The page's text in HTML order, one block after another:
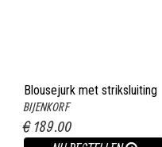
Blousejurk met striksluiting
bordeauxrood
BIJENKORF
€ 189.00